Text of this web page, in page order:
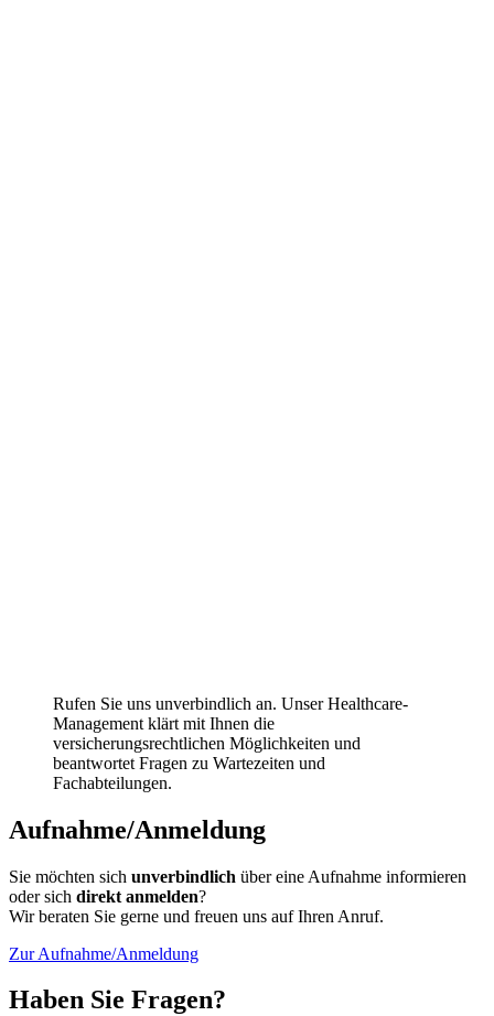
Rufen Sie uns unverbindlich an. Unser Healthcare-
Management klärt mit Ihnen die
versicherungsrechtlichen Möglichkeiten und
beantwortet Fragen zu Wartezeiten und
Fachabteilungen.
Aufnahme/Anmeldung
Sie möchten sich unverbindlich über eine Aufnahme informieren
oder sich direkt anmelden?
Wir beraten Sie gerne und freuen uns auf Ihren Anruf.
Zur Aufnahme/Anmeldung
Haben Sie Fragen?